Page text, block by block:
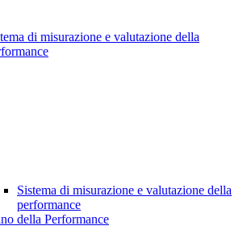
di misurazione e valutazione della
Sistema di misurazione e valutazione della
performance
della Performance